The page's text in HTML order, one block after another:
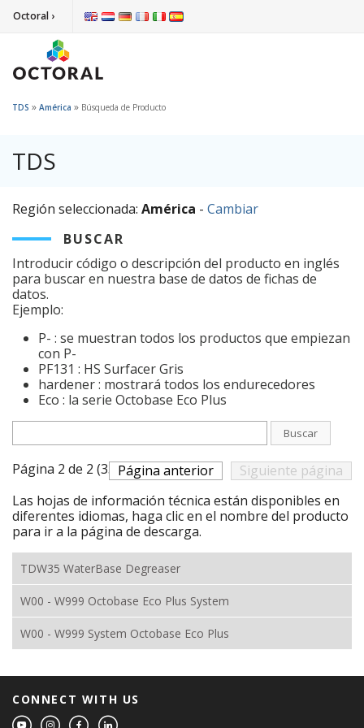
Octoral ›
TDS » América » Búsqueda de Producto
TDS
Región seleccionada: América - Cambiar
BUSCAR
Introducir código o descripción del producto en inglés
para buscar en nuestra base de datos de fichas de
datos.
Ejemplo:
P- : se muestran todos los productos que empiezan
con P-
PF131 : HS Surfacer Gris
hardener : mostrará todos los endurecedores
Eco : la serie Octobase Eco Plus
Buscar
Página anterior Siguiente página
Página 2 de 2 (33 productos)
Las hojas de información técnica están disponibles en
diferentes idiomas, haga clic en el nombre del producto
para ir a la página de descarga.
TDW35 WaterBase Degreaser
W00 - W999 Octobase Eco Plus System
W00 - W999 System Octobase Eco Plus
CONNECT WITH US